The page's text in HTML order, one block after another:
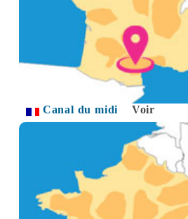
Canal du midi Voir